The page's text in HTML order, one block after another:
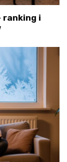
ranking i